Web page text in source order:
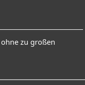
zu großen